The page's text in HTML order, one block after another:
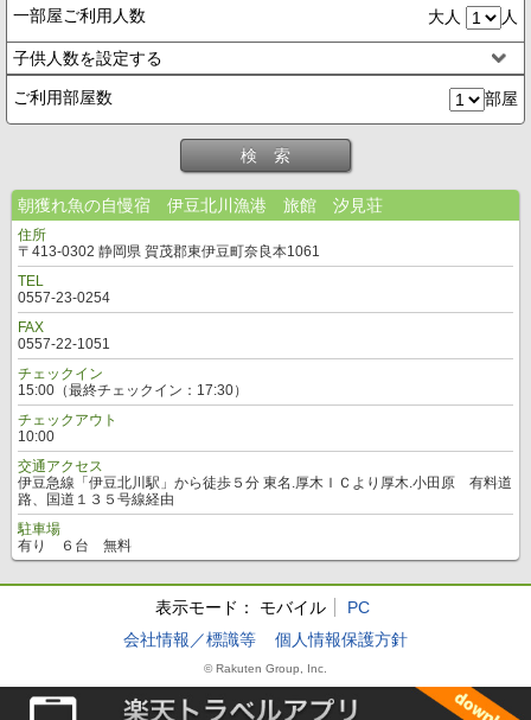
一部屋ご利用人数 大人 人
子供人数を設定する
ご利用部屋数 部屋
検 索
朝獲れ魚の自慢宿 伊豆北川漁港 旅館 汐見荘
住所
〒413-0302 静岡県 賀茂郡東伊豆町奈良本1061
TEL
0557-23-0254
FAX
0557-22-1051
チェックイン
15:00（最終チェックイン：17:30）
チェックアウト
10:00
交通アクセス
伊豆急線「伊豆北川駅」から徒歩５分 東名.厚木ＩＣより厚木.小田原 有料道
路、国道１３５号線経由
駐車場
有り ６台 無料
表示モード： モバイル
PC
会社情報／標識等
個人情報保護方針
© Rakuten Group, Inc.